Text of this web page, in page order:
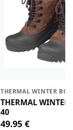
THERMAL WINTER
THERMAL WINTER
40
49.95 €